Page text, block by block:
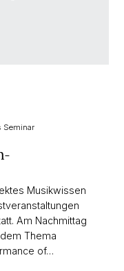
Seminar
Musikwissen
Am Nachmittag
Thema
of…